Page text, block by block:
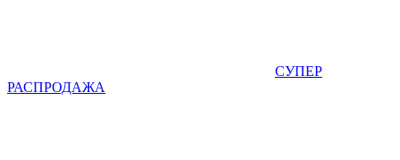
СУПЕР
РАСПРОДАЖА